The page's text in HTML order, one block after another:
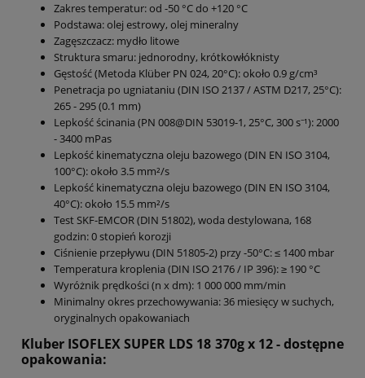
Zakres temperatur: od -50 °C do +120 °C
Podstawa: olej estrowy, olej mineralny
Zagęszczacz: mydło litowe
Struktura smaru: jednorodny, krótkowłóknisty
Gęstość (Metoda Klüber PN 024, 20°C): około 0.9 g/cm³
Penetracja po ugniataniu (DIN ISO 2137 / ASTM D217, 25°C):
265 - 295 (0.1 mm)
Lepkość ścinania (PN 008@DIN 53019-1, 25°C, 300 s⁻¹): 2000
- 3400 mPas
Lepkość kinematyczna oleju bazowego (DIN EN ISO 3104,
100°C): około 3.5 mm²/s
Lepkość kinematyczna oleju bazowego (DIN EN ISO 3104,
40°C): około 15.5 mm²/s
Test SKF-EMCOR (DIN 51802), woda destylowana, 168
godzin: 0 stopień korozji
Ciśnienie przepływu (DIN 51805-2) przy -50°C: ≤ 1400 mbar
Temperatura kroplenia (DIN ISO 2176 / IP 396): ≥ 190 °C
Wyróżnik prędkości (n x dm): 1 000 000 mm/min
Minimalny okres przechowywania: 36 miesięcy w suchych,
oryginalnych opakowaniach
Kluber ISOFLEX SUPER LDS 18 370g x 12 - dostępne
opakowania: